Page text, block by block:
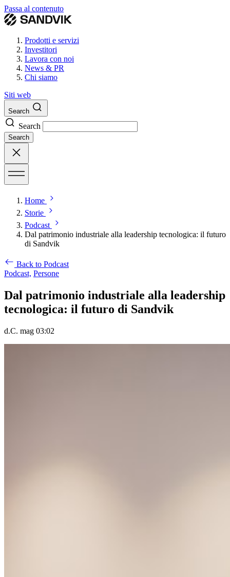
Passa al contenuto
Prodotti e servizi
Investitori
Lavora con noi
News & PR
Chi siamo
Siti web
Search
Search
Search
Home
Storie
Podcast
Dal patrimonio industriale alla leadership tecnologica: il futuro
di Sandvik
Back to Podcast
Podcast, Persone
Dal patrimonio industriale alla leadership
tecnologica: il futuro di Sandvik
d.C. mag 03:02